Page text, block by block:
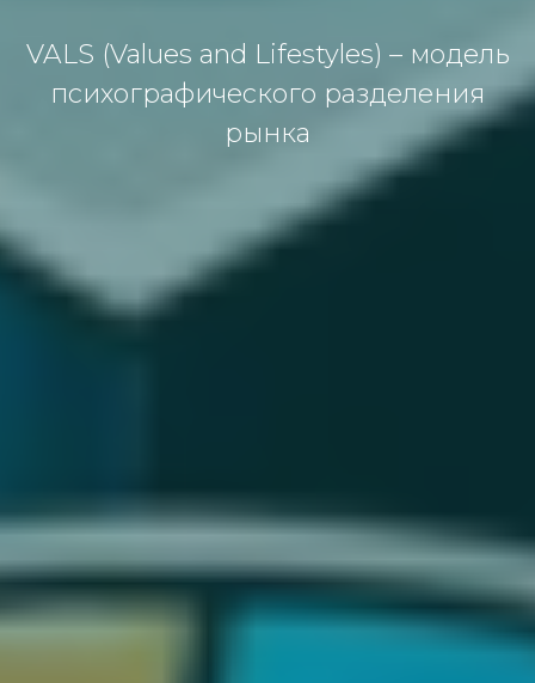
VALS (Values and Lifestyles) – мoдель
психoгрaфическoгo рaзделения
рынкa